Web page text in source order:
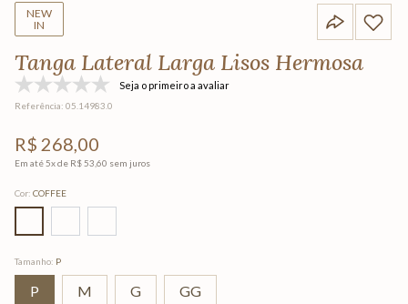
NEW
IN
Tanga Lateral Larga Lisos Hermosa
Seja o primeiro a avaliar
Referência: 05.14983.0
R$ 268,00
Em até 5x de R$ 53 60 sem juros
Cor: COFFEE
Tamanho: P
P M G GG